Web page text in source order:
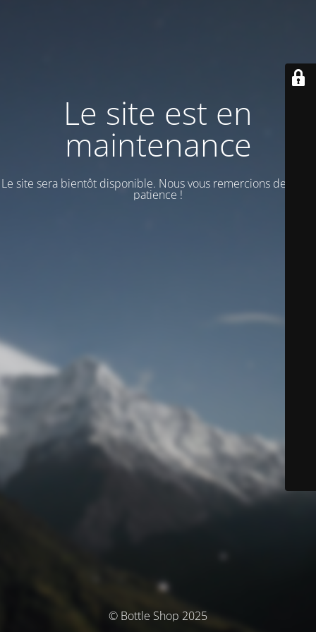
Le site est en
maintenance
Le site sera bientôt disponible. Nous vous remercions de votre
patience !
© Bottle Shop 2025